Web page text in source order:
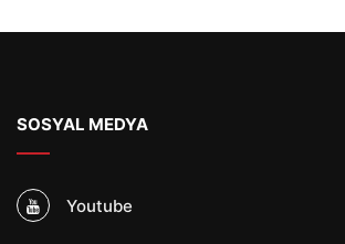
SOSYAL MEDYA
Youtube